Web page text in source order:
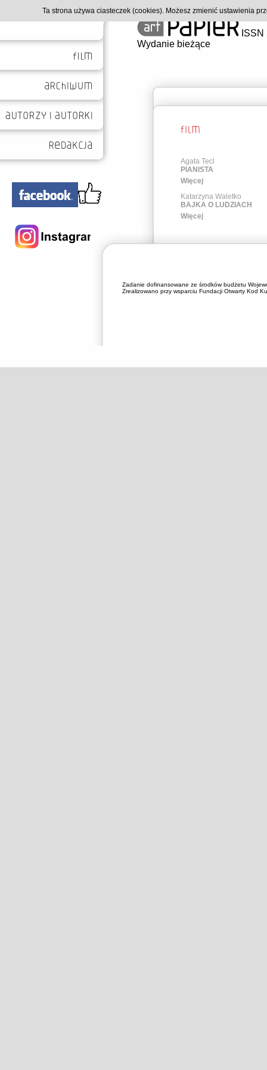
Wydanie bieżące
Agata Tecl
PIANISTA
Więcej
Katarzyna Waletko
BAJKA O LUDZIACH
Więcej
Zadanie dofinansowane ze środków budżetu
Zrealizowano przy wsparciu Fundacji Otwarty Kod
Ta strona używa ciasteczek (cookies). Możesz zmienić ustawienia